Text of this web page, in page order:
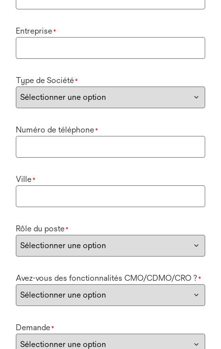
Entreprise*
Type de Société*
Numéro de téléphone*
Ville*
Rôle du poste*
Avez-vous des fonctionnalités CMO/CDMO/CRO ? *
Demande*